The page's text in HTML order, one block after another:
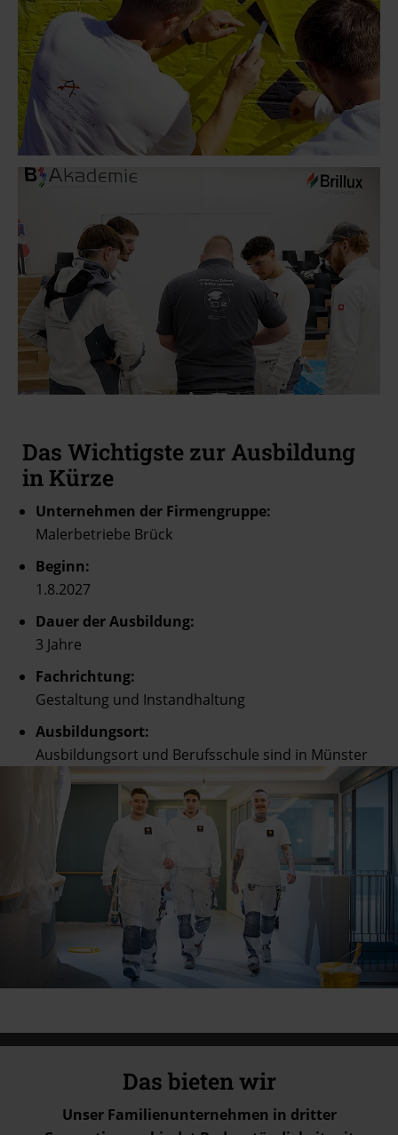
Das Wichtigste zur Ausbildung
in Kürze
Unternehmen der Firmengruppe:
Malerbetriebe Brück
Beginn:
1.8.2027
Dauer der Ausbildung:
3 Jahre
Fachrichtung:
Gestaltung und Instandhaltung
Ausbildungsort:
Ausbildungsort und Berufsschule sind in Münster
Das bieten wir
Unser Familienunternehmen in dritter